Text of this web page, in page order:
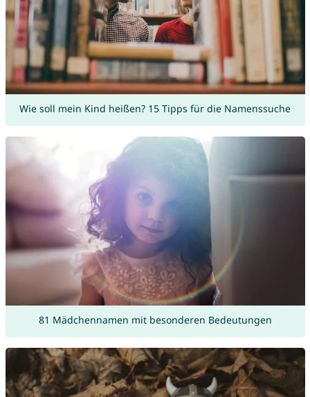
Wie soll mein Kind heißen? 15 Tipps für die Namenssuche
81 Mädchennamen mit besonderen Bedeutungen